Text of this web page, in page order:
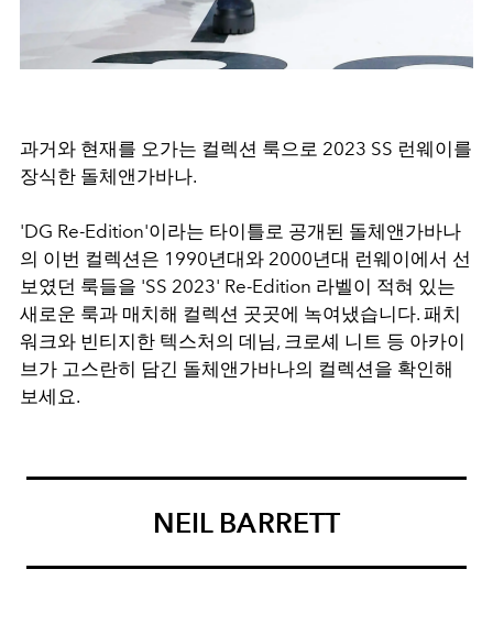
과거와 현재를 오가는 컬렉션 룩으로 2023 SS 런웨이를
장식한 돌체앤가바나.
'DG Re-Edition'이라는 타이틀로 공개된 돌체앤가바나
의 이번 컬렉션은 1990년대와 2000년대 런웨이에서 선
보였던 룩들을 'SS 2023' Re-Edition 라벨이 적혀 있는
새로운 룩과 매치해 컬렉션 곳곳에 녹여냈습니다. 패치
워크와 빈티지한 텍스처의 데님, 크로셰 니트 등 아카이
브가 고스란히 담긴 돌체앤가바나의 컬렉션을 확인해
보세요.
NEIL BARRETT